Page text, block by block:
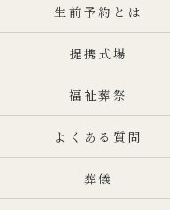
生前予約とは
提携式場
福祉葬祭
よくある質問
葬儀